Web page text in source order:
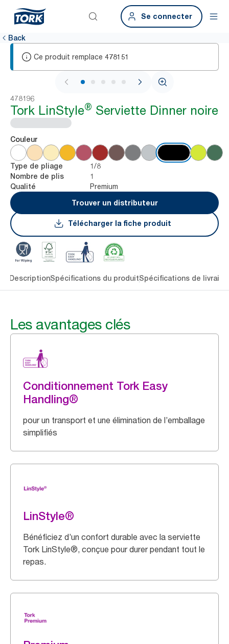
Se connecter
Back
Ce produit remplace 478151
1 / 5
478196
Tork LinStyle® Serviette Dinner noire
Couleur
Type de pliage 1/8
Nombre de plis 1
Qualité
Premium
Trouver un distributeur
Télécharger la fiche produit
DescriptionSpécifications du produitSpécifications de
Les avantages clés
Conditionnement Tork Easy
Handling®
pour un transport et une élimination de l’emballage
simplifiés
LinStyle®
Bénéficiez d’un confort durable avec la serviette
Tork LinStyle®, conçue pour durer pendant tout le
repas.